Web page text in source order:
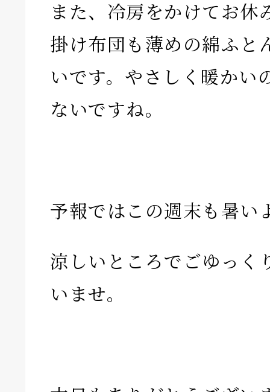
また、冷房をかけてお休
掛け布団も薄めの綿ふと
いです。やさしく暖かい
ないですね。
予報ではこの週末も暑い
涼しいところでごゆっく
いませ。